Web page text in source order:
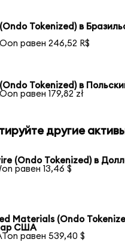
Tokenized) в
равен 246,52 R$
Tokenized) в
равен 179,82 zł
другие
(Ondo Tokenized) в
равен 13,46 $
Materials (Ondo
США
равен 539,40 $